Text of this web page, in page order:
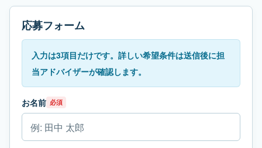
応募フォーム
入力は3項目だけです。詳しい希望条件は送信後に担
当アドバイザーが確認します。
お名前 必須